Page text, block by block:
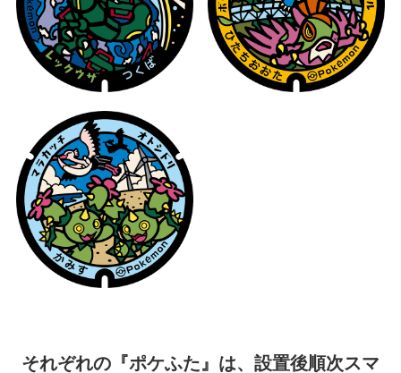
それぞれの『ポケふた』は、設置後順次スマ